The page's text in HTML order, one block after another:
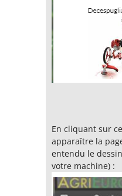
En cliquant sur
apparaître la
entendu le
votre machine) :